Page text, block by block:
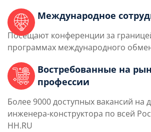
Международное
Посещают конференции за
программах международного
Востребованные на
профессии
Более 9000 доступных вакансий на
инженера-конструктора по всей
HH.RU